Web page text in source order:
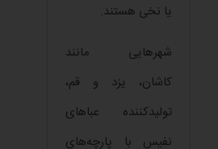
یا نخی هستند.
شهرهایی مانند
کاشان، یزد و قم،
تولیدکننده عباهای
نفیس با پارچه‌های